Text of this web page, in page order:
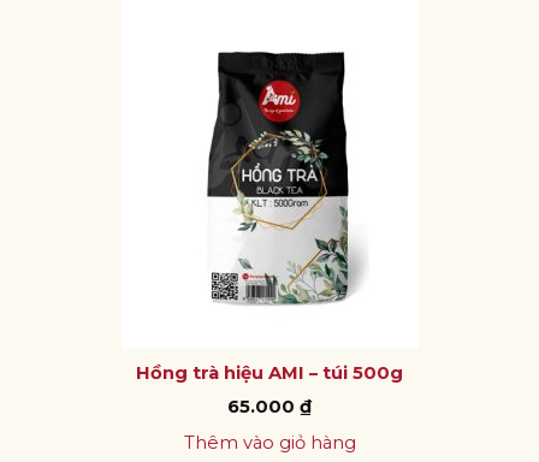
Hồng trà hiệu AMI – túi 500g
65.000 ₫
Thêm vào giỏ hàng